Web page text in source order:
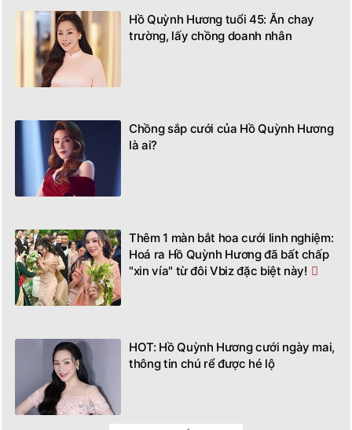
Hồ Quỳnh Hương tuổi 45: Ăn chay
trường, lấy chồng doanh nhân
Chồng sắp cưới của Hồ Quỳnh Hương
là ai?
Thêm 1 màn bắt hoa cưới linh nghiệm:
Hoá ra Hồ Quỳnh Hương đã bất chấp
"xin vía" từ đôi Vbiz đặc biệt này!
HOT: Hồ Quỳnh Hương cưới ngày mai,
thông tin chú rể được hé lộ